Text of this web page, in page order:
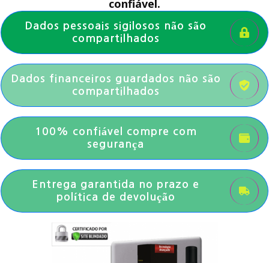
confiável.
Dados pessoais sigilosos não são
compartilhados
Dados financeiros guardados não são
compartilhados
100% confiável compre com
segurança
Entrega garantida no prazo e
política de devolução